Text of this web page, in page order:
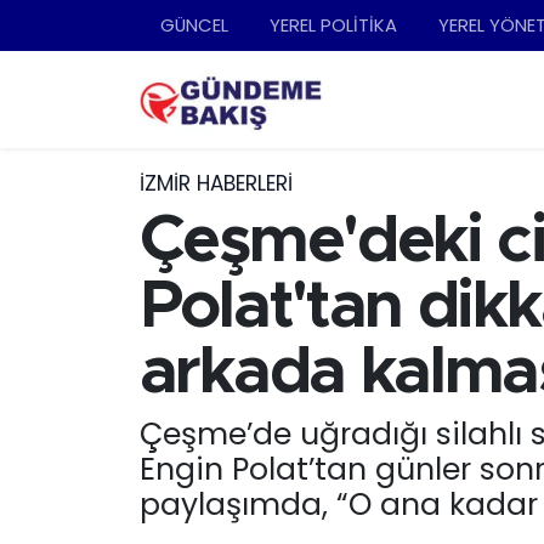
GÜNCEL YEREL POLİTİKA YEREL
İZMIR HABERLERI
Çeşme'deki
Polat'tan
arkada
Çeşme’de uğradığı
Engin Polat’tan günler
paylaşımda, “O ana
Ankara
EKONOMİ
English News
GÜNCEL
Nöbetçi Eczaneler
Trafik Durumu
Süper Lig Puan Durumu ve Fikstür
Tüm Manşetler
Son Dakika Haberleri
Haber Arşivi